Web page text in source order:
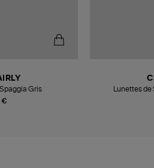
€
Gris
Lunettes